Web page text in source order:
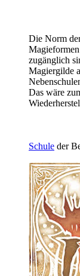
Die Norm
zugänglich
Magiergilde
Das wäre
Schule der